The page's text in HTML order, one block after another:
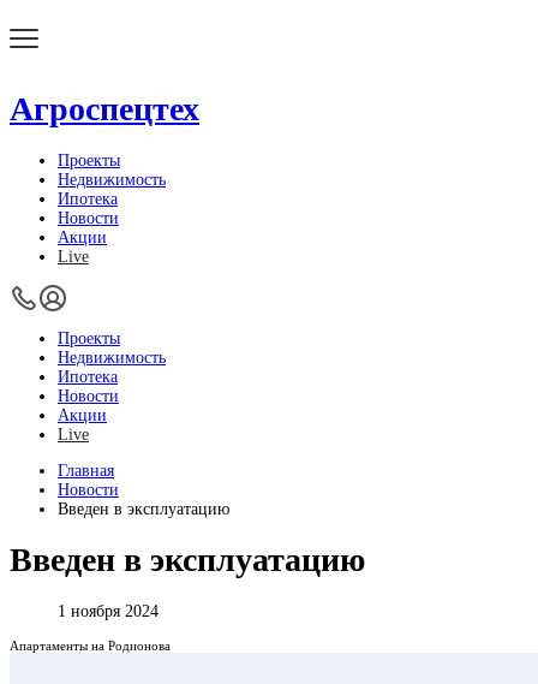
Агроспецтех
Проекты
Недвижимость
Ипотека
Новости
Акции
Live
Проекты
Недвижимость
Ипотека
Новости
Акции
Live
Главная
Новости
Введен в эксплуатацию
Введен в эксплуатацию
1 ноября 2024
Апартаменты на Родионова